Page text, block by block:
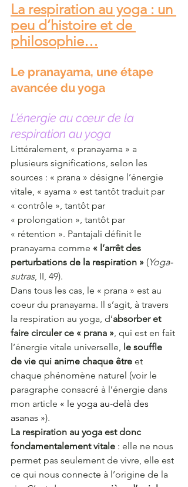
La respiration au yoga : un
peu d’histoire et de
philosophie…
Le pranayama, une étape
avancée du yoga
L’énergie au cœur de la
respiration au yoga
Littéralement, « pranayama » a
plusieurs significations, selon les
sources : « prana » désigne l’énergie
vitale, « ayama » est tantôt traduit par
« contrôle », tantôt par
« prolongation », tantôt par
« rétention ». Pantajali définit le
pranayama comme « l’arrêt des
perturbations de la respiration » (Yoga-
sutras, II, 49).
Dans tous les cas, le « prana » est au
coeur du pranayama. Il s’agit, à travers
la respiration au yoga, d’absorber et
faire circuler ce « prana », qui est en fait
l’énergie vitale universelle, le souffle
de vie qui anime chaque être et
chaque phénomène naturel (voir le
paragraphe consacré à l’énergie dans
mon article « le yoga au-delà des
asanas »).
La respiration au yoga est donc
fondamentalement vitale : elle ne nous
permet pas seulement de vivre, elle est
ce qui nous connecte à l’origine de la